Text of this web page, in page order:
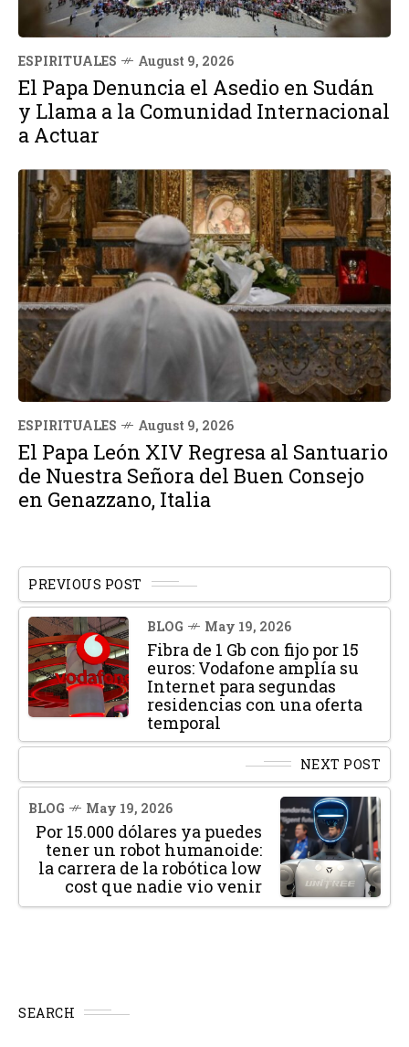
ESPIRITUALES August 9, 2026
El Papa Denuncia el Asedio en Sudán
y Llama a la Comunidad Internacional
a Actuar
ESPIRITUALES August 9, 2026
El Papa León XIV Regresa al Santuario
de Nuestra Señora del Buen Consejo
en Genazzano, Italia
PREVIOUS POST
BLOG May 19, 2026
Fibra de 1 Gb con fijo por 15
euros: Vodafone amplía su
Internet para segundas
residencias con una oferta
temporal
NEXT POST
BLOG May 19, 2026
Por 15.000 dólares ya puedes
tener un robot humanoide:
la carrera de la robótica low
cost que nadie vio venir
SEARCH